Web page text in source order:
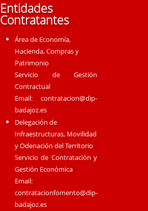
Entidades
Contratantes
Área de Economía,
Hacienda, Compras y
Patrimonio
Servicio de Gestión
Contractual
Email:contratacion@dip-
badajoz.es
Delegación de
Infraestructuras, Movilidad
y Odenación del Territorio
Servicio de Contratación y
Gestión Económica
Email:
contratacionfomento@dip-
badajoz.es